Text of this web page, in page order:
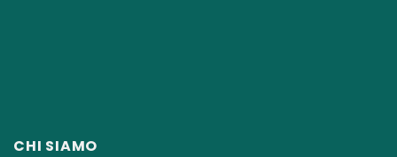
CHI SIAMO